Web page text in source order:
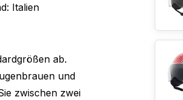
Italien
ab.
und
zwischen zwei